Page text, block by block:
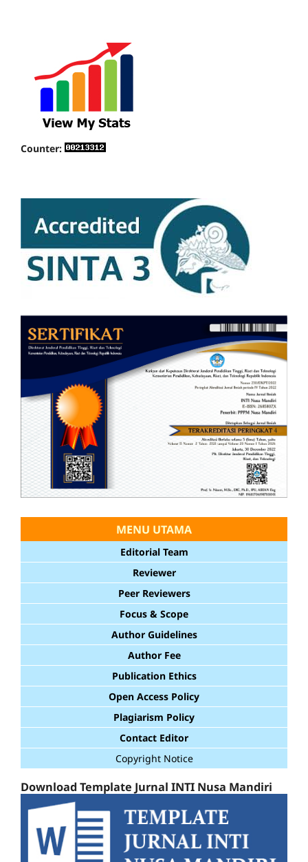
Counter:
MENU UTAMA
Editorial Team
Reviewer
Peer Reviewers
Focus & Scope
Author Guidelines
Author Fee
Publication Ethics
Open Access Policy
Plagiarism Policy
Contact Editor
Copyright Notice
Download Template Jurnal INTI Nusa Mandiri